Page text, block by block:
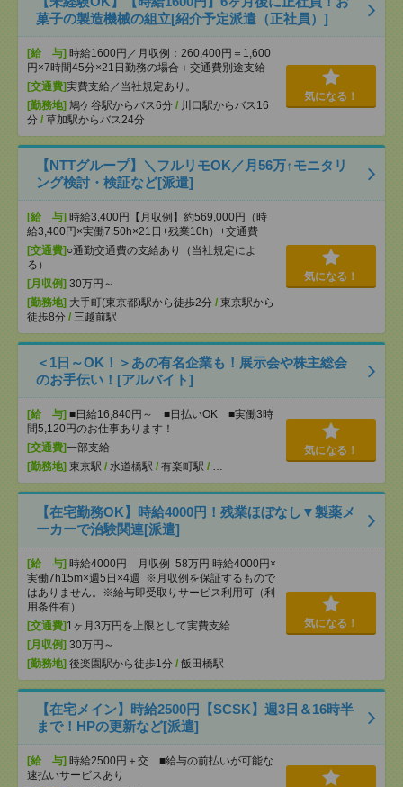
菓子の製造機械の組立[紹介予定派遣（正社員）]
[給 与] 時給1600円／月収例：260,400円＝1,600
円×7時間45分×21日勤務の場合＋交通費別途支給
[交通費]実費支給／当社規定あり。
[勤務地] 鳩ケ谷駅からバス6分 / 川口駅からバス16
分 / 草加駅からバス24分
気になる！
【NTTグループ】＼フルリモOK／月56万↑モニタリ
ング検討・検証など[派遣]
[給 与] 時給3,400円【月収例】約569,000円（時
給3,400円×実働7.50h×21日+残業10h）+交通費
[交通費] ○通勤交通費の支給あり（当社規定によ
る）
[月収例] 30万円～
[勤務地] 大手町(東京都)駅から徒歩2分 / 東京駅から
徒歩8分 / 三越前駅
気になる！
＜1日～OK！＞あの有名企業も！展示会や株主総会
のお手伝い！[アルバイト]
[給 与] ■日給16,840円～ ■日払いOK ■実働3時
間5,120円のお仕事あります！
[交通費]一部支給
[勤務地] 東京駅 / 水道橋駅 / 有楽町駅 / …
気になる！
【在宅勤務OK】時給4000円！残業ほぼなし▼製薬メ
ーカーで治験関連[派遣]
[給 与] 時給4000円 月収例 58万円 時給4000円×
実働7h15m×週5日×4週 ※月収例を保証するもので
はありません。※給与即受取りサービス利用可（利
用条件有）
[交通費] 1ヶ月3万円を上限として実費支給
[月収例] 30万円～
[勤務地] 後楽園駅から徒歩1分 / 飯田橋駅
気になる！
【在宅メイン】時給2500円【SCSK】週3日＆16時半
まで！HPの更新など[派遣]
[給 与] 時給2500円＋交 ■給与の前払いが可能な
速払いサービスあり